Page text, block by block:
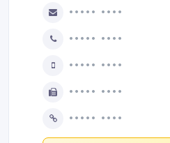
••••• ••••
••••• ••••
••••• ••••
••••• ••••
••••• ••••